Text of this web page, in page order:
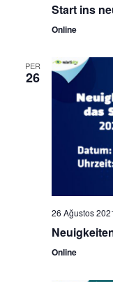
Start ins
Online
PER
26
26 Ağustos
Online